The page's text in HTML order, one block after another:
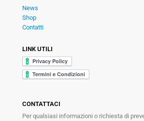
News
Shop
Contatti
LINK UTILI
CONTATTACI
Per qualsiasi informazioni o richiesta di